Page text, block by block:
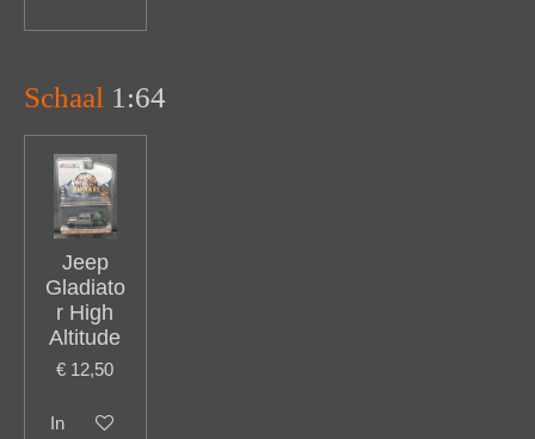
Schaal 1:64
Jeep
Gladiato
r High
Altitude
€ 12,50
In winkelwagen